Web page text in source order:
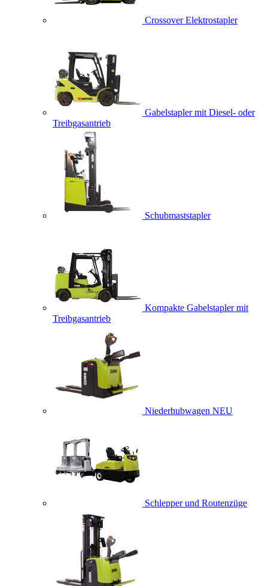
Crossover Elektrostapler
Gabelstapler mit Diesel- oder
Treibgasantrieb
Schubmaststapler
Kompakte Gabelstapler mit
Treibgasantrieb
Niederhubwagen NEU
Schlepper und Routenzüge